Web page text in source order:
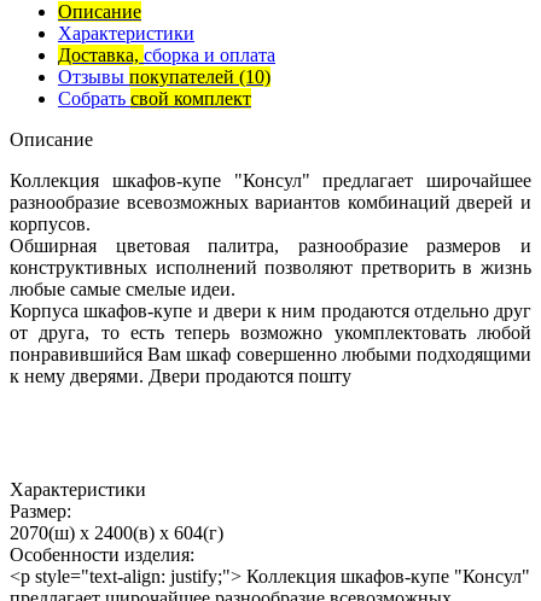
Описание
Характеристики
Доставка, сборка и оплата
Отзывы покупателей (10)
Собрать свой комплект
Описание
Коллекция шкафов-купе "Консул" предлагает широчайшее
разнообразие всевозможных вариантов комбинаций дверей и
корпусов.
Обширная цветовая палитра, разнообразие размеров и
конструктивных исполнений позволяют претворить в жизнь
любые самые смелые идеи.
Корпуса шкафов-купе и двери к ним продаются отдельно друг
от друга, то есть теперь возможно укомплектовать любой
понравившийся Вам шкаф совершенно любыми подходящими
к нему дверями. Двери продаются пошту
Характеристики
Размер:
2070(ш) x 2400(в) x 604(г)
Особенности изделия:
<p style="text-align: justify;"> Коллекция шкафов-купе "Консул"